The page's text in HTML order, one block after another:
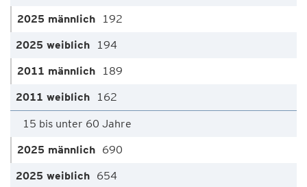
192
194
189
162
15 bis unter 60 Jahre
690
654